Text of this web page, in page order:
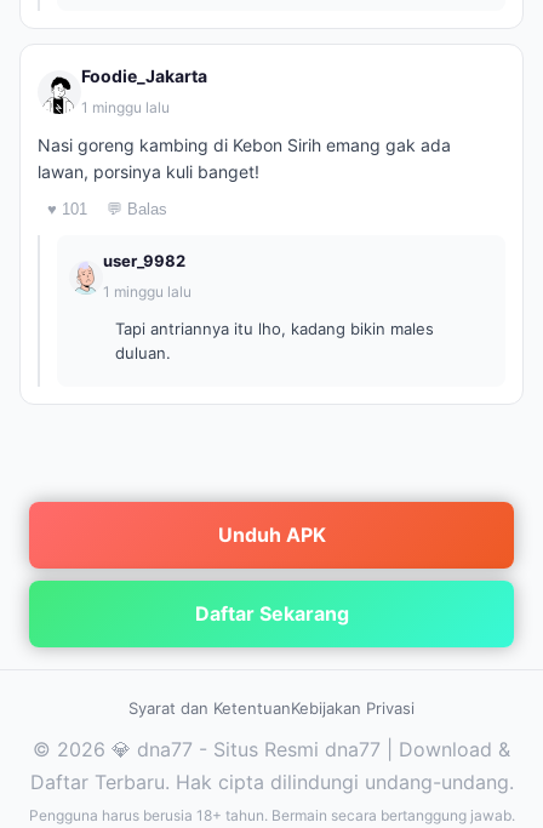
Foodie_Jakarta
1 minggu lalu
Nasi goreng kambing di Kebon Sirih emang gak ada
lawan, porsinya kuli banget!
♥ 101 💬 Balas
user_9982
1 minggu lalu
Tapi antriannya itu lho, kadang bikin males
duluan.
Unduh APK
Daftar Sekarang
Syarat dan KetentuanKebijakan Privasi
© 2026 💎 dna77 - Situs Resmi dna77 | Download &
Daftar Terbaru. Hak cipta dilindungi undang-undang.
Pengguna harus berusia 18+ tahun. Bermain secara bertanggung jawab.